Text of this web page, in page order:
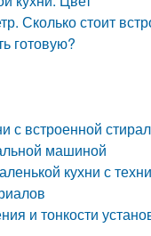
Сколько стоит
готовую?
с встроенной
машиной
кухни с
и тонкости